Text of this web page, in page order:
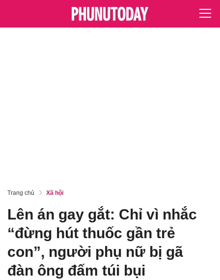
Trang chủ Xã hội
Lên án gay gắt: Chỉ vì nhắc
“đừng hút thuốc gần trẻ
con”, người phụ nữ bị gã
đàn ông đấm túi bụi